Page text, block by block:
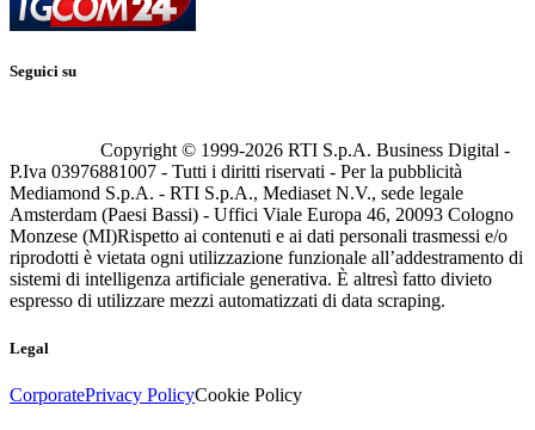
Seguici su
Copyright © 1999-2026 RTI S.p.A. Business Digital -
P.Iva 03976881007 - Tutti i diritti riservati - Per la pubblicità
Mediamond S.p.A. - RTI S.p.A., Mediaset N.V., sede legale
Amsterdam (Paesi Bassi) - Uffici Viale Europa 46, 20093 Cologno
Monzese (MI)Rispetto ai contenuti e ai dati personali trasmessi e/o
riprodotti è vietata ogni utilizzazione funzionale all’addestramento di
sistemi di intelligenza artificiale generativa. È altresì fatto divieto
espresso di utilizzare mezzi automatizzati di data scraping.
Legal
CorporatePrivacy PolicyCookie Policy